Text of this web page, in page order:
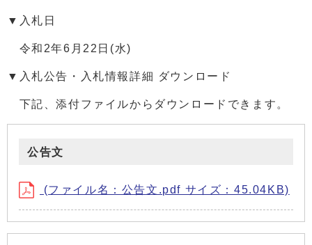
▼入札日
令和2年6月22日(水)
▼入札公告・入札情報詳細 ダウンロード
下記、添付ファイルからダウンロードできます。
公告文
(ファイル名：公告文.pdf サイズ：45.04KB)